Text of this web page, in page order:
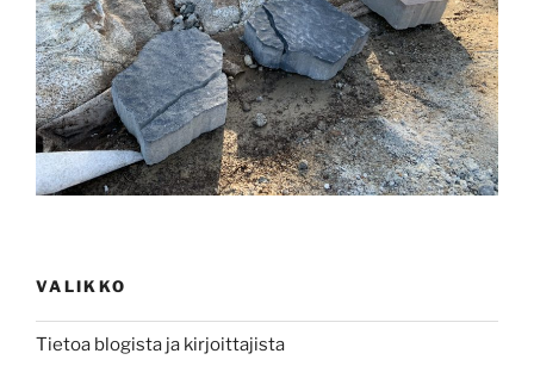
VALIKKO
Tietoa blogista ja kirjoittajista